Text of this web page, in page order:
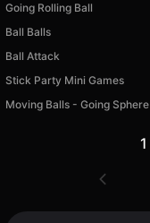
Going Rolling Ball
Ball Balls
Ball Attack
Stick Party Mini Games
Moving Balls - Going Sphere
1